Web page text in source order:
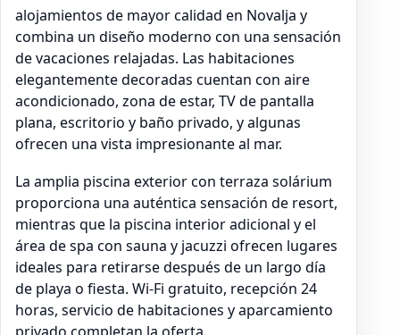
alojamientos de mayor calidad en Novalja y
combina un diseño moderno con una sensación
de vacaciones relajadas. Las habitaciones
elegantemente decoradas cuentan con aire
acondicionado, zona de estar, TV de pantalla
plana, escritorio y baño privado, y algunas
ofrecen una vista impresionante al mar.
La amplia piscina exterior con terraza solárium
proporciona una auténtica sensación de resort,
mientras que la piscina interior adicional y el
área de spa con sauna y jacuzzi ofrecen lugares
ideales para retirarse después de un largo día
de playa o fiesta. Wi-Fi gratuito, recepción 24
horas, servicio de habitaciones y aparcamiento